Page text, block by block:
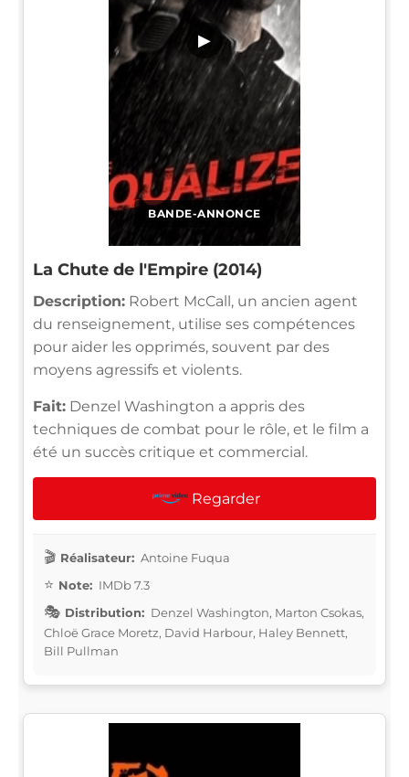
BANDE-ANNONCE
▶
La Chute de l'Empire (2014)
Description: Robert McCall, un ancien agent
du renseignement, utilise ses compétences
pour aider les opprimés, souvent par des
moyens agressifs et violents.
Fait: Denzel Washington a appris des
techniques de combat pour le rôle, et le film a
été un succès critique et commercial.
Regarder
Réalisateur: Antoine Fuqua
Note: IMDb 7.3
Distribution: Denzel Washington, Marton Csokas,
Chloë Grace Moretz, David Harbour, Haley Bennett,
Bill Pullman